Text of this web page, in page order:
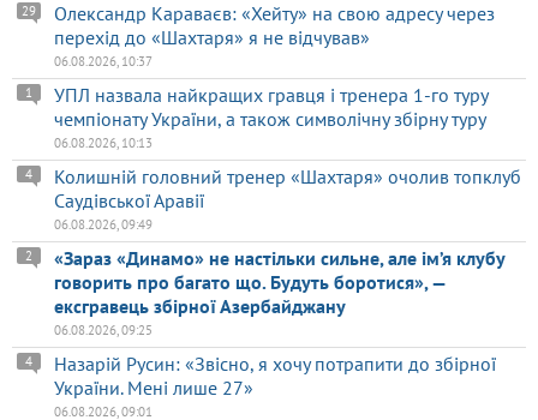
Олександр Караваєв: «Хейту» на свою адресу через
перехід до «Шахтаря» я не відчував»
29
06.08.2026, 10:37
УПЛ назвала найкращих гравця і тренера 1-го туру
чемпіонату України, а також символічну збірну туру
1
06.08.2026, 10:13
Колишній головний тренер «Шахтаря» очолив топклуб
Саудівської Аравії
4
06.08.2026, 09:49
«Зараз «Динамо» не настільки сильне, але ім’я клубу
говорить про багато що. Будуть боротися», —
ексгравець збірної Азербайджану
2
06.08.2026, 09:25
Назарій Русин: «Звісно, я хочу потрапити до збірної
України. Мені лише 27»
4
06.08.2026, 09:01